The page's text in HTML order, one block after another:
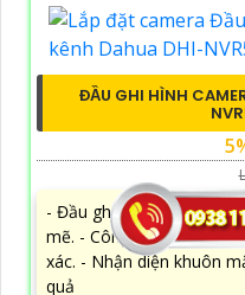
ĐẦU GHI HÌNH
- Đầu ghi IP 64 kênh
mẽ. - Công nghệ
xác. - Nhận diện khuôn
quả